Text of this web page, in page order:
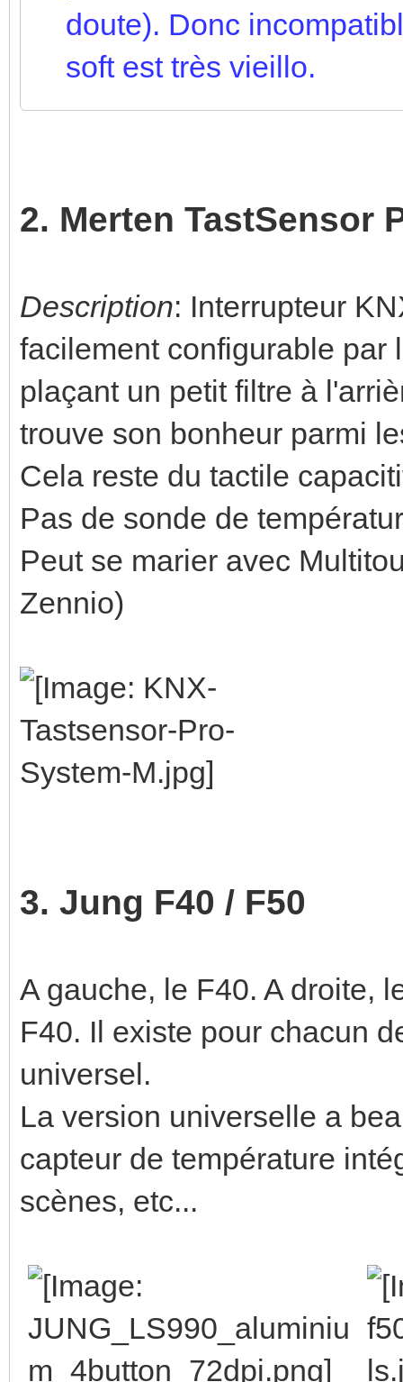
doute). Donc
soft est très vieillo.
2. Merten TastSensor
Description: Interrupteur
facilement configurable par
plaçant un petit filtre à
trouve son bonheur parmi
Cela reste du tactile
Pas de sonde de
Peut se marier avec
Zennio)
3. Jung F40 / F50
A gauche, le F40. A droite,
F40. Il existe pour chacun
universel.
La version universelle a
capteur de température
scènes, etc...